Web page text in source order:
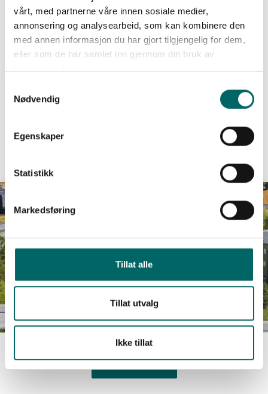
vårt, med partnerne våre innen sosiale medier,
annonsering og analysearbeid, som kan kombinere den
med annen informasjon du har gjort tilgjengelig for dem,
eller som de har samlet inn gjennom din bruk av
Nødvendig
Egenskaper
Statistikk
Markedsføring
Tillat alle
Tillat utvalg
Ikke tillat
Book digitalt møte
Beliggenhet i prosjektet